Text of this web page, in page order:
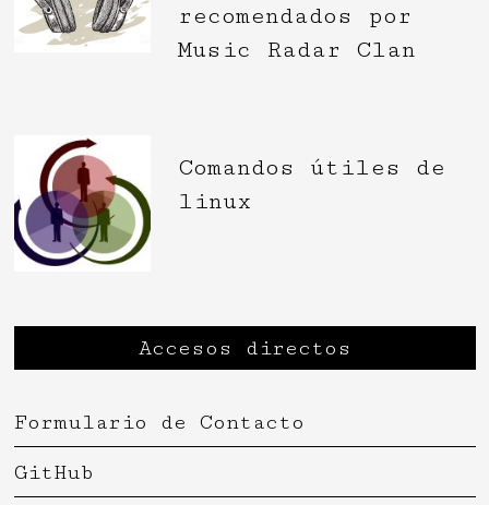
recomendados por
Music Radar Clan
Comandos útiles de
linux
Accesos directos
Formulario de Contacto
GitHub